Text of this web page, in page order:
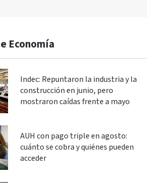
Economía
Indec: Repuntaron la industria y la
construcción en junio, pero
mostraron caídas frente a mayo
AUH con pago triple en agosto:
cuánto se cobra y quiénes pueden
acceder